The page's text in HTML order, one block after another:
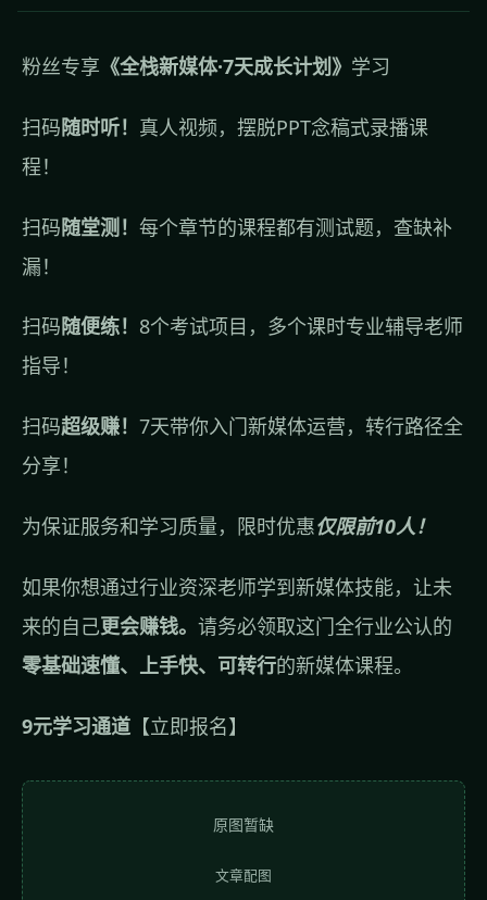
粉丝专享 《全栈新媒体·7天成长计划》 学习
扫码随时听！ 真人视频，摆脱PPT念稿式录播课
程！
扫码随堂测！ 每个章节的课程都有测试题，查缺补
漏！
扫码随便练！ 8个考试项目，多个课时专业辅导老师
指导！
扫码超级赚！ 7天带你入门新媒体运营，转行路径全
分享！
为保证服务和学习质量，限时优惠仅限前10人！
如果你想通过行业资深老师学到新媒体技能，让未
来的自己更会赚钱。 请务必领取这门全行业公认的
零基础速懂、上手快、可转行的新媒体课程。
9元学习通道 【立即报名】
原图暂缺
文章配图